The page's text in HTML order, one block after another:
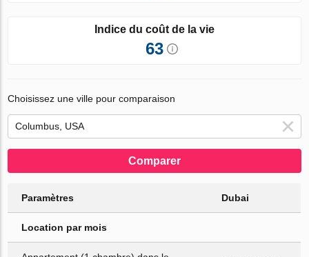
Indice du coût de la vie
63
Choisissez une ville pour comparaison
Comparer
Paramètres Dubai
Location par mois